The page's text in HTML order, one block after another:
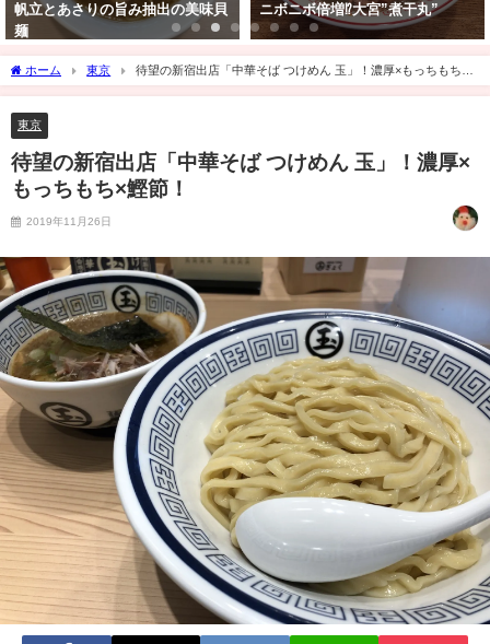
帆立とあさりの旨み抽出の美味貝
麺
ニボニボ倍増⁉大宮”煮干丸”
ホーム 東京
待望の新宿出店「中華そば つけめん 玉」！濃厚×もっちもち×
鰹節！
東京
待望の新宿出店「中華そば つけめん 玉」！濃厚×
もっちもち×鰹節！
2019年11月26日